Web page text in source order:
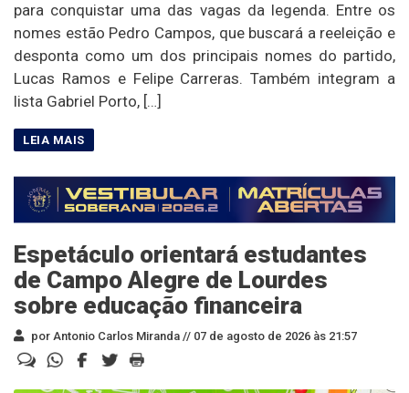
para conquistar uma das vagas da legenda. Entre os
nomes estão Pedro Campos, que buscará a reeleição e
desponta como um dos principais nomes do partido,
Lucas Ramos e Felipe Carreras. Também integram a
lista Gabriel Porto, […]
Espetáculo orientará estudantes
de Campo Alegre de Lourdes
sobre educação financeira
por Antonio Carlos Miranda // 07 de agosto de 2026 às 21:57